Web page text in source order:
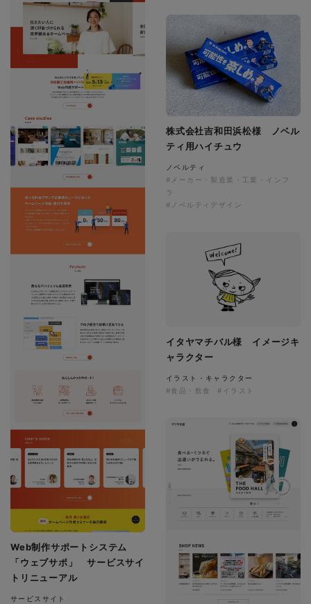
Web制作サポートシステム
「ウェブサポ」 サービスサイ
トリニューアル
サービスサイト
株式会社吉和田浜松様 ノベル
ティ用ハイチュウ
ノベルティ
#メーカー・製造業・工業・インフ
ラ
#ノベルティデザイン
イタヤマチバル様 イメージキ
ャラクター
イラスト・キャラクター
#食品・飲食
#イラスト